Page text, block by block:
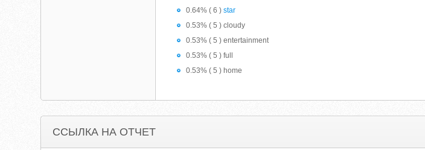
0.64% ( 6 )star
0.53% ( 5 ) cloudy
0.53% ( 5 ) entertainment
0.53% ( 5 ) full
0.53% ( 5 ) home
ССЫЛКА НА ОТЧЕТ